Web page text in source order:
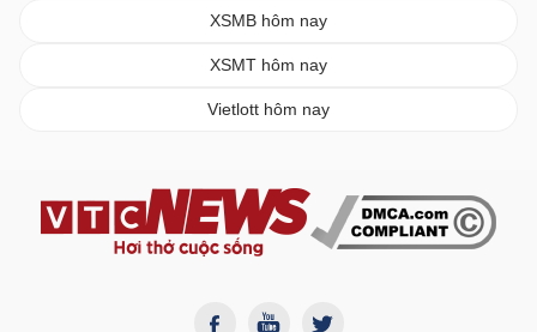
XSMB hôm nay
XSMT hôm nay
Vietlott hôm nay